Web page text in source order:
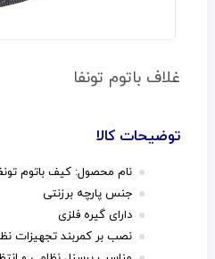
غلاف باتوم تونفا
توضیحات کالا
نام محصول: کیف باتوم
جنس پارچه برزنتی
دارای گیره فلزی
نصب بر کمربند تجهیزات